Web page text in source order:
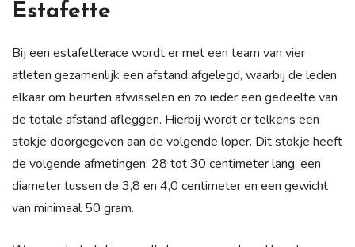
Estafette
Bij een estafetterace wordt er met een team van vier
atleten gezamenlijk een afstand afgelegd, waarbij de leden
elkaar om beurten afwisselen en zo ieder een gedeelte van
de totale afstand afleggen. Hierbij wordt er telkens een
stokje doorgegeven aan de volgende loper. Dit stokje heeft
de volgende afmetingen: 28 tot 30 centimeter lang, een
diameter tussen de 3,8 en 4,0 centimeter en een gewicht
van minimaal 50 gram.